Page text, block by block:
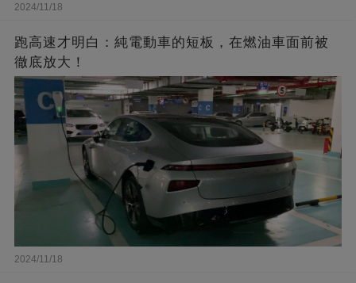
2024/11/18
跑高速才明白：純電動車的短板，在燃油車面前被
徹底放大！
2024/11/18